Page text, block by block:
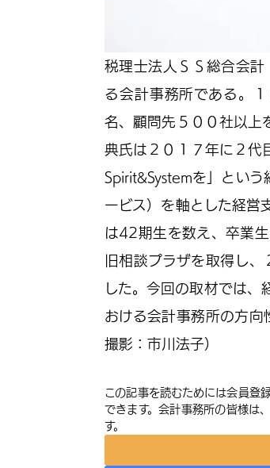
税理士法人ＳＳ総合会
る会計事務所である。
名、顧問先５００社以上
典氏は２０１７年に２代
Spirit&Systemを」という
ービス）を軸とした経営
は42期生を数え、卒業
旧相談プラザを取得し
した。今回の取材では、
おける会計事務所の方向
撮影：市川法子）
この記事を読むためには会員登
できます。会計事務所の皆様は
す。